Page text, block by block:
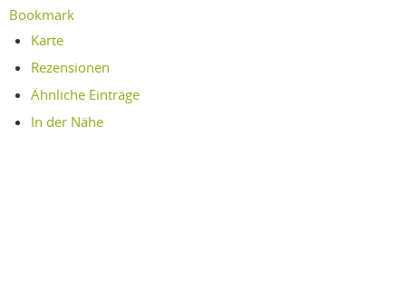
Bookmark
Karte
Rezensionen
Ähnliche Einträge
In der Nähe